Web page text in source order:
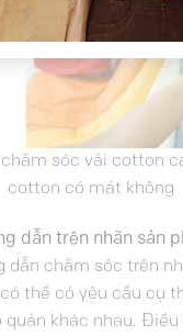
sóc vải cotton
cotton có mát không
dẫn trên nhãn sản
dẫn chăm sóc trên
thể có yêu cầu cụ
quản khác nhau.